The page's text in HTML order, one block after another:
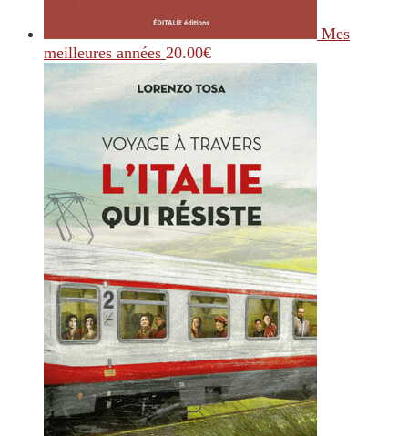
Mes
meilleures années 20.00€